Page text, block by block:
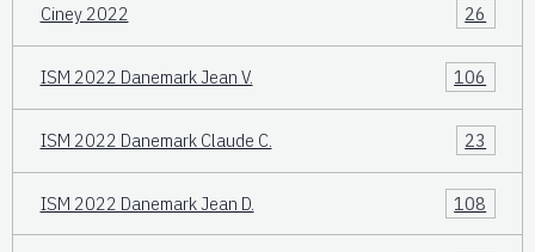
Ciney 2022 26
ISM 2022 Danemark Jean V. 106
ISM 2022 Danemark Claude C. 23
ISM 2022 Danemark Jean D. 108